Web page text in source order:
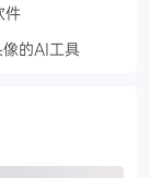
件
的AI工具